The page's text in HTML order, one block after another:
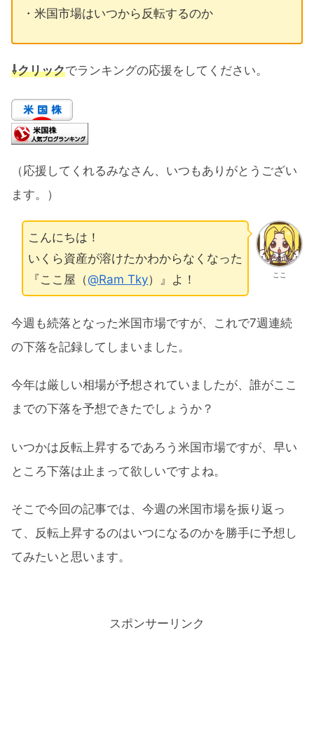
・米国市場はいつから反転するのか
⇩クリックでランキングの応援をしてください。
（応援してくれるみなさん、いつもありがとうござい
ます。）
ここ
こんにちは！
いくら資産が溶けたかわからなくなった
『ここ屋（@Ram Tky）』よ！
今週も続落となった米国市場ですが、これで7週連続
の下落を記録してしまいました。
今年は厳しい相場が予想されていましたが、誰がここ
までの下落を予想できたでしょうか？
いつかは反転上昇するであろう米国市場ですが、早い
ところ下落は止まって欲しいですよね。
そこで今回の記事では、今週の米国市場を振り返っ
て、反転上昇するのはいつになるのかを勝手に予想し
てみたいと思います。
スポンサーリンク